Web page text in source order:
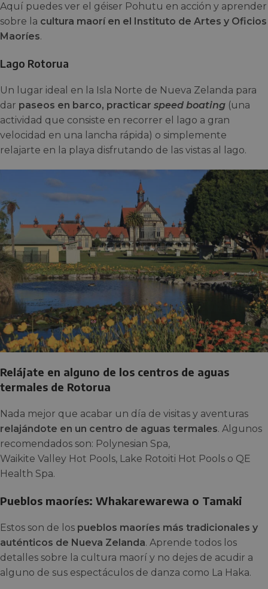
Aquí puedes ver el géiser Pohutu en acción y aprender
sobre la cultura maorí en el Instituto de Artes y Oficios
Maoríes.
Lago Rotorua
Un lugar ideal en la Isla Norte de Nueva Zelanda para
dar paseos en barco, practicar speed boating (una
actividad que consiste en recorrer el lago a gran
velocidad en una lancha rápida) o simplemente
relajarte en la playa disfrutando de las vistas al lago.
Relájate en alguno de los centros de aguas
termales de Rotorua
Nada mejor que acabar un día de visitas y aventuras
relajándote en un centro de aguas termales. Algunos
recomendados son: Polynesian Spa,
Waikite Valley Hot Pools, Lake Rotoiti Hot Pools o QE
Health Spa.
Pueblos maoríes: Whakarewarewa o Tamaki
Estos son de los pueblos maoríes más tradicionales y
auténticos de Nueva Zelanda. Aprende todos los
detalles sobre la cultura maorí y no dejes de acudir a
alguno de sus espectáculos de danza como La Haka.